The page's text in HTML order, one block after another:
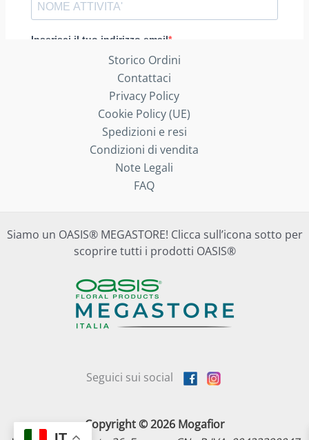
Storico Ordini
Contattaci
Privacy Policy
Cookie Policy (UE)
Spedizioni e resi
Condizioni di vendita
Note Legali
FAQ
Siamo un OASIS® MEGASTORE! Clicca sull’icona sotto per
scoprire tutti i prodotti OASIS®
Seguici sui social
Copyright © 2026 Mogafior